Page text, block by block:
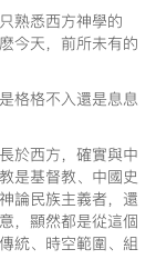
熟悉西方神學的
今天，前所未有的
格格不入還是息息
於西方，確實與中
是基督教、中國史
論民族主義者，還
，顯然都是從這個
統、時空範圍、組